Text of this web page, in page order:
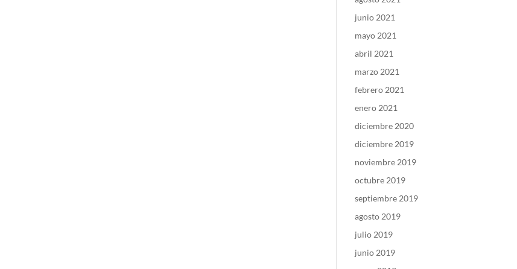
junio 2021
mayo 2021
abril 2021
marzo 2021
febrero 2021
enero 2021
diciembre 2020
diciembre 2019
noviembre 2019
octubre 2019
septiembre 2019
agosto 2019
julio 2019
junio 2019